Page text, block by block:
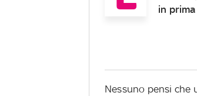
in prima
Nessuno pensi che